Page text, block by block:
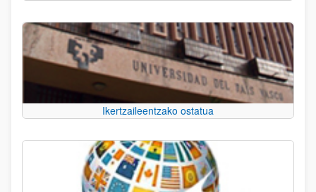
Ikertzaileentzako ostatua